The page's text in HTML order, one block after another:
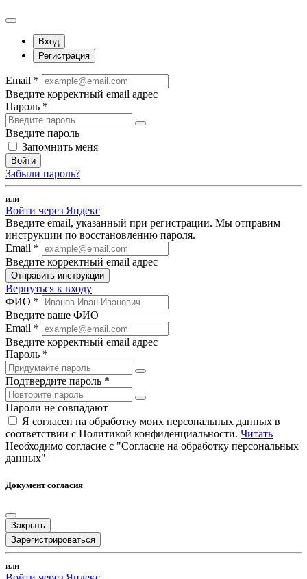
Вход
Регистрация
Email *
Введите корректный email адрес
Пароль *
Введите пароль
Запомнить меня
Войти
Забыли пароль?
или
Войти через Яндекс
Введите email, указанный при регистрации. Мы отправим
инструкции по восстановлению пароля.
Email *
Введите корректный email адрес
Отправить инструкции
Вернуться к входу
ФИО *
Введите ваше ФИО
Email *
Введите корректный email адрес
Пароль *
Подтвердите пароль *
Пароли не совпадают
Я согласен на обработку моих персональных данных в
соответствии с Политикой конфиденциальности. Читать
Необходимо согласие с "Согласие на обработку персональных
данных"
Документ согласия
Закрыть
Зарегистрироваться
или